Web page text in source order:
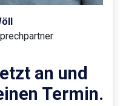
an und
Termin.